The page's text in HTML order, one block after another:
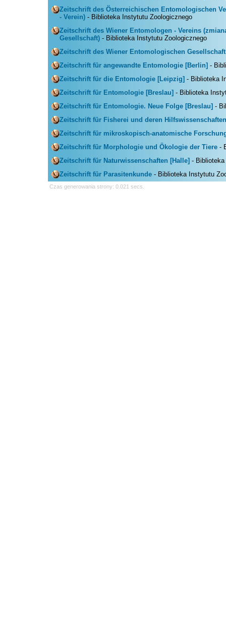
Zeitschrift des Österreichischen Entomologischen
- Verein) - Biblioteka Instytutu Zoologicznego
Zeitschrift des Wiener Entomologen - Vereins
Gesellschaft) - Biblioteka Instytutu Zoologicznego
Zeitschrift des Wiener Entomologischen Gesellschaft
Zeitschrift für angewandte Entomologie [Berlin] -
Zeitschrift für die Entomologie [Leipzig] - Biblioteka
Zeitschrift für Entomologie [Breslau] - Biblioteka
Zeitschrift für Entomologie. Neue Folge [Breslau] -
Zeitschrift für Fisherei und deren
Zeitschrift für mikroskopisch-anatomische
Zeitschrift für Morphologie und Ökologie der Tiere -
Zeitschrift für Naturwissenschaften [Halle] -
Zeitschrift für Parasitenkunde - Biblioteka Instytutu
Czas generowania strony: 0.021 secs.